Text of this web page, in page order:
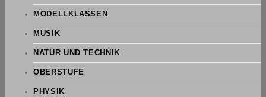
MODELLKLASSEN
MUSIK
NATUR UND TECHNIK
OBERSTUFE
PHYSIK